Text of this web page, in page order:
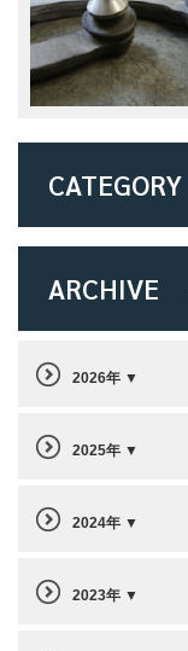
CATEGORY
ARCHIVE
2026年
2025年
2024年
2023年